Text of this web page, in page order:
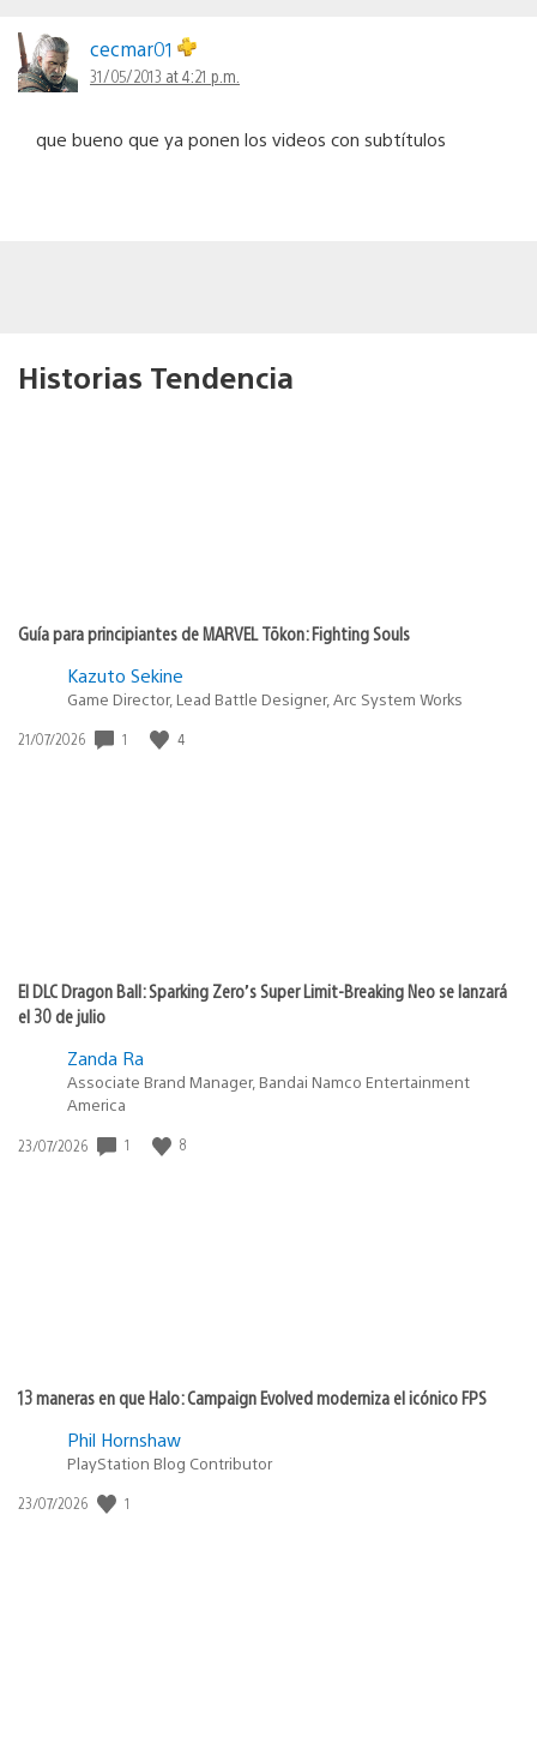
cecmar01
31/05/2013 at 4:21 p.m.
que bueno que ya ponen los videos con subtítulos
Historias Tendencia
Guía para principiantes de MARVEL Tōkon: Fighting Souls
Kazuto Sekine
Game Director, Lead Battle Designer, Arc System Works
Fecha
21/07/2026 1 4
El DLC Dragon Ball: Sparking Zero’s Super Limit-Breaking Neo se lanzará
el 30 de julio
Zanda Ra
Associate Brand Manager, Bandai Namco Entertainment
America
Fecha
23/07/2026 1 8
13 maneras en que Halo: Campaign Evolved moderniza el icónico FPS
Phil Hornshaw
PlayStation Blog Contributor
Fecha
23/07/2026 1